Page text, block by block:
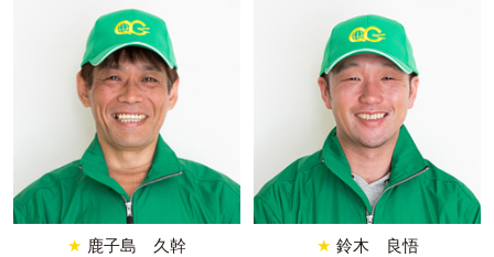
★ 鹿子島 久幹 ★ 鈴木 良悟